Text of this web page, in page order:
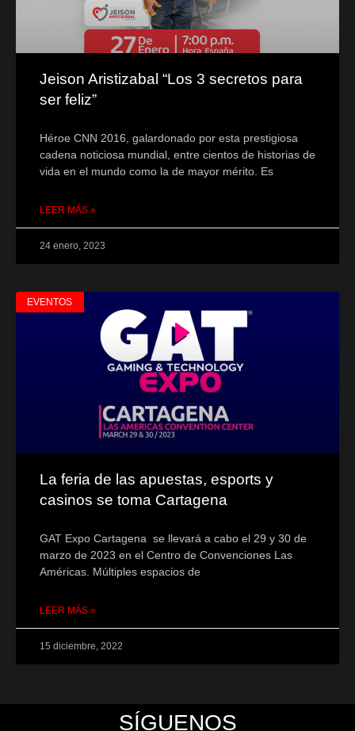
Jeison Aristizabal “Los 3 secretos para
ser feliz”
Héroe CNN 2016, galardonado por esta prestigiosa
cadena noticiosa mundial, entre cientos de historias de
vida en el mundo como la de mayor mérito. Es
LEER MÁS »
24 enero, 2023
EVENTOS
La feria de las apuestas, esports y
casinos se toma Cartagena
GAT Expo Cartagena se llevará a cabo el 29 y 30 de
marzo de 2023 en el Centro de Convenciones Las
Américas. Múltiples espacios de
LEER MÁS »
15 diciembre, 2022
SÍGUENOS